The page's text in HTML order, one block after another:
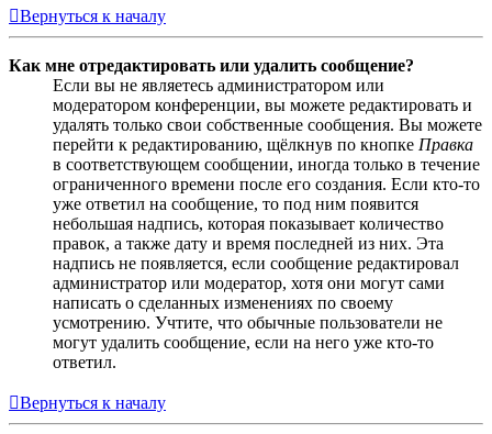
Вернуться к началу
Как мне отредактировать или удалить сообщение?
Если вы не являетесь администратором или
модератором конференции, вы можете редактировать и
удалять только свои собственные сообщения. Вы можете
перейти к редактированию, щёлкнув по кнопке Правка
в соответствующем сообщении, иногда только в течение
ограниченного времени после его создания. Если кто-то
уже ответил на сообщение, то под ним появится
небольшая надпись, которая показывает количество
правок, а также дату и время последней из них. Эта
надпись не появляется, если сообщение редактировал
администратор или модератор, хотя они могут сами
написать о сделанных изменениях по своему
усмотрению. Учтите, что обычные пользователи не
могут удалить сообщение, если на него уже кто-то
ответил.
Вернуться к началу